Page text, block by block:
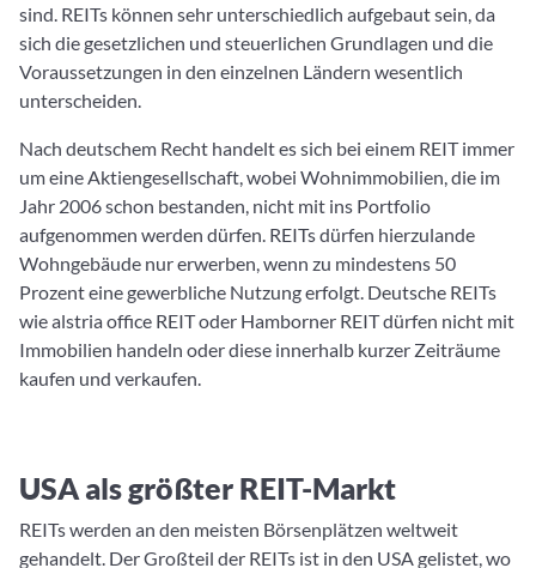
sind. REITs können sehr unterschiedlich aufgebaut sein, da
sich die gesetzlichen und steuerlichen Grundlagen und die
Voraussetzungen in den einzelnen Ländern wesentlich
unterscheiden.
Nach deutschem Recht handelt es sich bei einem REIT immer
um eine Aktiengesellschaft, wobei Wohnimmobilien, die im
Jahr 2006 schon bestanden, nicht mit ins Portfolio
aufgenommen werden dürfen. REITs dürfen hierzulande
Wohngebäude nur erwerben, wenn zu mindestens 50
Prozent eine gewerbliche Nutzung erfolgt. Deutsche REITs
wie alstria office REIT oder Hamborner REIT dürfen nicht mit
Immobilien handeln oder diese innerhalb kurzer Zeiträume
kaufen und verkaufen.
USA als größter REIT-Markt
REITs werden an den meisten Börsenplätzen weltweit
gehandelt. Der Großteil der REITs ist in den USA gelistet, wo